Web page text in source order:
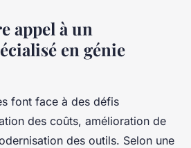
appel à un
en génie
font face à des défis
des coûts, amélioration de
des outils. Selon une